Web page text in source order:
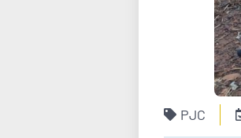
PJC